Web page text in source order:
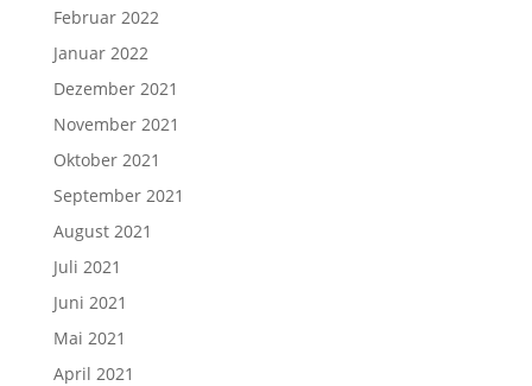
Februar 2022
Januar 2022
Dezember 2021
November 2021
Oktober 2021
September 2021
August 2021
Juli 2021
Juni 2021
Mai 2021
April 2021